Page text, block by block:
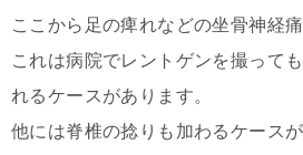
ここから足の痺れなどの坐骨神経
これは病院でレントゲンを撮って
れるケースがあります。
他には脊椎の捻りも加わるケース